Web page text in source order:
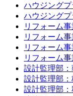
ハウジング
ハウジング
リフォーム
リフォーム
リフォーム
リフォーム
設計監理部：
設計監理部：
設計監理部：